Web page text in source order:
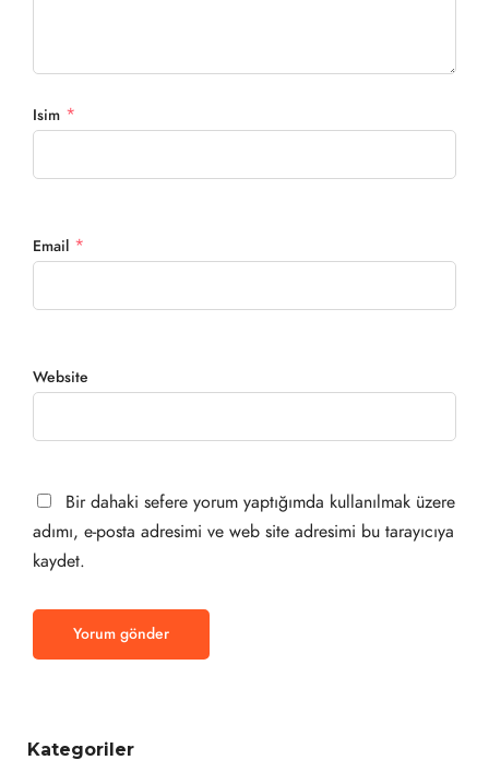
Isim *
Email *
Website
Bir dahaki sefere yorum yaptığımda kullanılmak üzere
adımı, e-posta adresimi ve web site adresimi bu tarayıcıya
kaydet.
Kategoriler